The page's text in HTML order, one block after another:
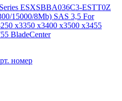
ESXSBBA036C3-ESTT0Z
15000/8Mb) SAS 3,5 For
x3350 x3400 x3500 x3455
BladeCenter
номер